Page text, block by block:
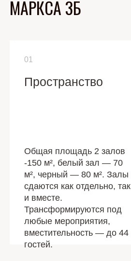
МАРКСА 3Б
Общая площадь 2 залов
-150 м², белый зал — 70
м², черный — 80 м². Залы
сдаются как отдельно, так
и вместе.
Трансформируются под
любые мероприятия,
вместительность — до 44
гостей.
Пространство
01